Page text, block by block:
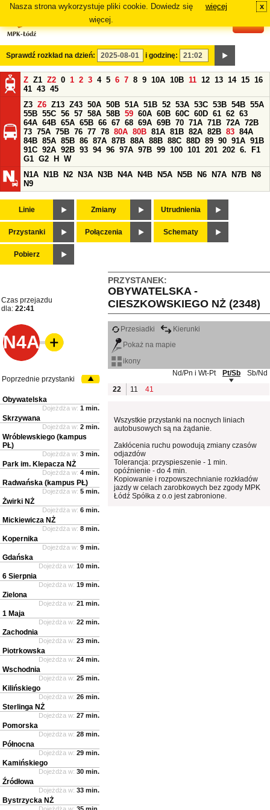
Nasza strona wykorzystuje pliki cookie. Dowiedz się
więcej.
więcej x
Sprawdź rozkład na dzień: i godzinę:
Z Z1 Z2 0 1 2 3 4 5 6 7 8 9 10A 10B 11 12 13 14 15 16
41 43 45
Z3 Z6 Z13 Z43 50A 50B 51A 51B 52 53A 53C 53B 54B 55A
55B 55C 56 57 58A 58B 59 60A 60B 60C 60D 61 62 63
64A 64B 65A 65B 66 67 68 69A 69B 70 71A 71B 72A 72B
73 75A 75B 76 77 78 80A 80B 81A 81B 82A 82B 83 84A
84B 85A 85B 86 87A 87B 88A 88B 88C 88D 89 90 91A 91B
91C 92A 92B 93 94 96 97A 97B 99 100 101 201 202 6.
F1
G1 G2 H
W
N1A
N1B N2 N3A N3B N4A N4B N5A N5B N6 N7A N7B
N8
N9
Linie Zmiany Utrudnienia
Przystanki Połączenia Schematy
Pobierz
PRZYSTANEK:
OBYWATELSKA -
CIESZKOWSKIEGO NŻ (2348)
Czas przejazdu
dla: 22:41
N4A
Przesiadki
Kierunki
Pokaż na mapie
ikony
Nd/Pn i Wt-Pt
Pt/Sb
Sb/Nd
22
11 41
Wszystkie przystanki na nocnych liniach
autobusowych są na żądanie.
Zakłócenia ruchu powodują zmiany czasów
odjazdów
Tolerancja: przyspieszenie - 1 min.
opóźnienie - do 4 min.
Kopiowanie i rozpowszechnianie rozkładów
jazdy w celach zarobkowych bez zgody MPK
Łódź Spółka z o.o jest zabronione.
Poprzednie przystanki
Obywatelska
Dojeżdża w: 1 min.
Skrzywana
Dojeżdża w: 2 min.
Wróblewskiego (kampus
PŁ)
Dojeżdża w: 3 min.
Park im. Klepacza NŻ
Dojeżdża w: 4 min.
Radwańska (kampus PŁ)
Dojeżdża w: 5 min.
Żwirki NŻ
Dojeżdża w: 6 min.
Mickiewicza NŻ
Dojeżdża w: 8 min.
Kopernika
Dojeżdża w: 9 min.
Gdańska
Dojeżdża w: 10 min.
6 Sierpnia
Dojeżdża w: 19 min.
Zielona
Dojeżdża w: 21 min.
1 Maja
Dojeżdża w: 22 min.
Zachodnia
Dojeżdża w: 23 min.
Piotrkowska
Dojeżdża w: 24 min.
Wschodnia
Dojeżdża w: 25 min.
Kilińskiego
Dojeżdża w: 26 min.
Sterlinga NŻ
Dojeżdża w: 27 min.
Pomorska
Dojeżdża w: 28 min.
Północna
Dojeżdża w: 29 min.
Kamińskiego
Dojeżdża w: 30 min.
Źródłowa
Dojeżdża w: 33 min.
Bystrzycka NŻ